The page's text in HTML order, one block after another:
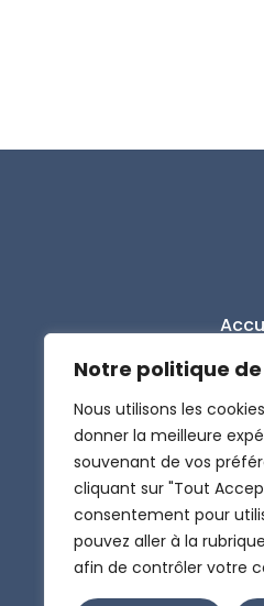
Notre politique
Nous utilisons les
donner la meilleure
souvenant de vos
cliquant sur "Tout
consentement pour
pouvez aller à la
afin de contrôler votre
Nos
Le